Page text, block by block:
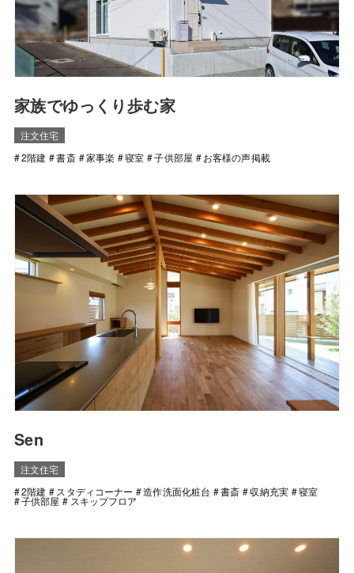
家族でゆっくり歩む家
注文住宅
2階建
書斎 家事楽 寝室 子供部屋 お客様の声掲載
Sen
注文住宅
2階建
スタディコーナー 造作洗面化粧台 書斎 収納充実 寝室
子供部屋 スキップフロア